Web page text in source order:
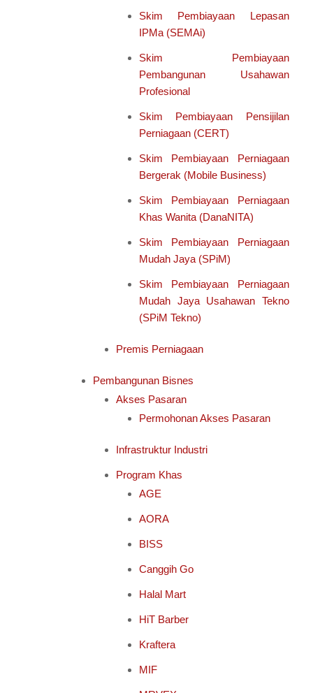
Skim Pembiayaan Lepasan
IPMa (SEMAi)
Skim Pembiayaan
Pembangunan Usahawan
Profesional
Skim Pembiayaan Pensijilan
Perniagaan (CERT)
Skim Pembiayaan Perniagaan
Bergerak (Mobile Business)
Skim Pembiayaan Perniagaan
Khas Wanita (DanaNITA)
Skim Pembiayaan Perniagaan
Mudah Jaya (SPiM)
Skim Pembiayaan Perniagaan
Mudah Jaya Usahawan Tekno
(SPiM Tekno)
Premis Perniagaan
Pembangunan Bisnes
Akses Pasaran
Permohonan Akses Pasaran
Infrastruktur Industri
Program Khas
AGE
AORA
BISS
Canggih Go
Halal Mart
HiT Barber
Kraftera
MIF